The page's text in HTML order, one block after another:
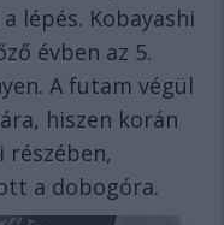
lépés. Kobayashi
évben az 5.
A futam végül
hiszen korán
részében,
a dobogóra.